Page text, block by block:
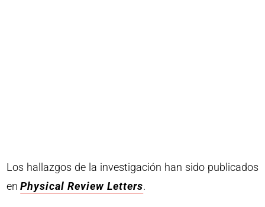
Los hallazgos de la investigación han sido publicados
enPhysical Review Letters.